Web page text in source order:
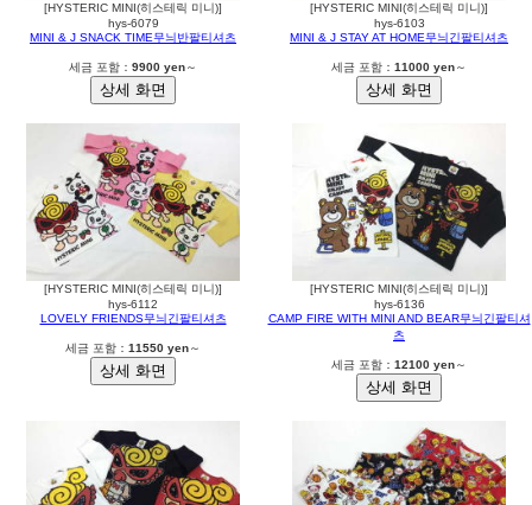
[HYSTERIC MINI(히스테릭 미니)]
hys-6079
MINI & J SNACK TIME무늬반팔티셔츠
세금 포함： 9900 yen～
[HYSTERIC MINI(히스테릭 미니)]
hys-6103
MINI & J STAY AT HOME무늬긴팔티셔츠
세금 포함： 11000 yen～
[HYSTERIC MINI(히스테릭 미니)]
hys-6112
LOVELY FRIENDS무늬긴팔티셔츠
세금 포함： 11550 yen～
[HYSTERIC MINI(히스테릭 미니)]
hys-6136
CAMP FIRE WITH MINI AND BEAR무늬긴팔티셔
츠
세금 포함： 12100 yen～